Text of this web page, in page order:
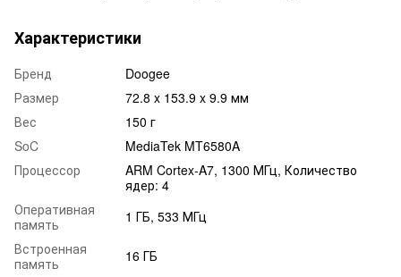
Характеристики
Бренд
Doogee
Размер
72.8 x 153.9 x 9.9 мм
Вес
150 г
SoC
MediaTek MT6580A
Процессор
ARM Cortex-A7, 1300 МГц, Количество
ядер: 4
Оперативная
память
1 ГБ, 533 МГц
Встроенная
память
16 ГБ